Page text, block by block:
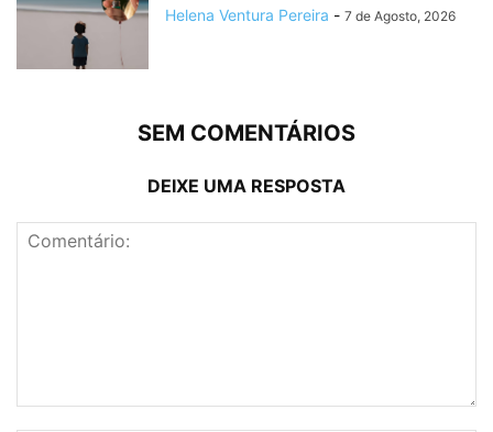
Helena Ventura Pereira - 7 de Agosto, 2026
SEM COMENTÁRIOS
DEIXE UMA RESPOSTA